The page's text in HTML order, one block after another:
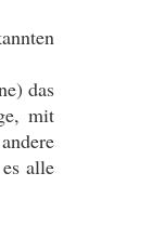
das
mit
alle